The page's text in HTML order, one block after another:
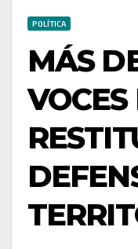
POLÍTICA
MÁS